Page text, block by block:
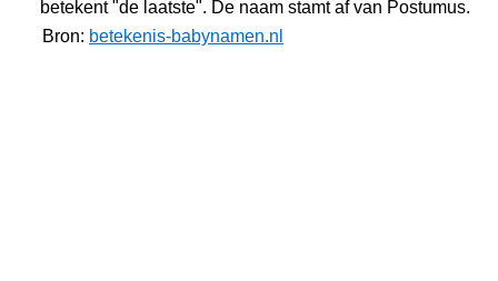
betekent "de laatste". De naam stamt af van Postumus.
Bron: betekenis-babynamen.nl